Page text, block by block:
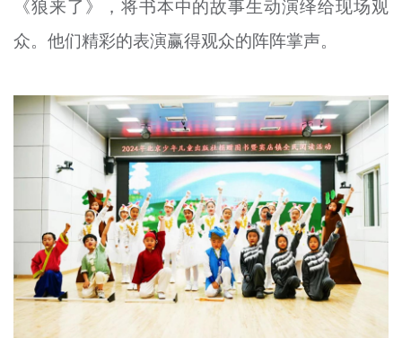
《狼来了》，将书本中的故事生动演绎给现场观
众。他们精彩的表演赢得观众的阵阵掌声。